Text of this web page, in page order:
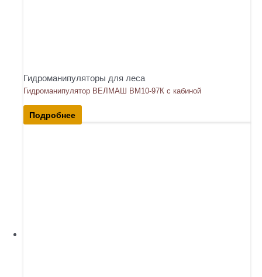
Гидроманипуляторы для леса
Гидроманипулятор ВЕЛМАШ ВМ10-97К с кабиной
Подробнее